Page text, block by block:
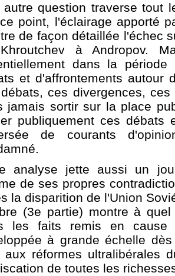
autre question traverse tout
point, l'éclairage apporté
de façon détaillée l'échec
à Andropov.
dans la
et d'affrontements autour
ces divergences,
jamais sortir sur la place
publiquement ces
de courants
analyse jette aussi un
de ses propres
la disparition de l'Union
(3e partie) montre à
les faits remis en cause
à grande échelle
aux réformes ultralibérales
de toutes les